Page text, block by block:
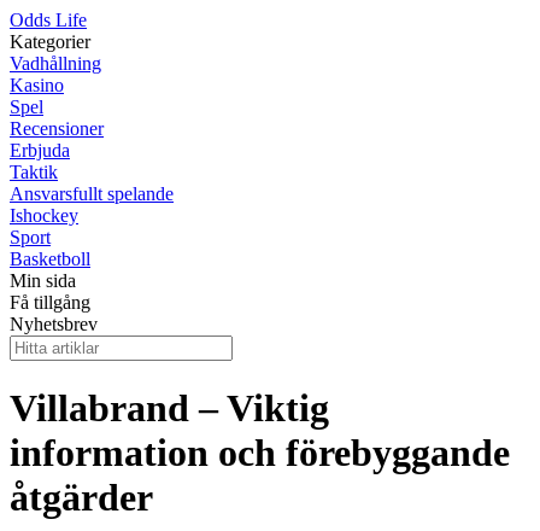
Odds Life
Kategorier
Vadhållning
Kasino
Spel
Recensioner
Erbjuda
Taktik
Ansvarsfullt spelande
Ishockey
Sport
Basketboll
Min sida
Få tillgång
Nyhetsbrev
Villabrand – Viktig
information och förebyggande
åtgärder